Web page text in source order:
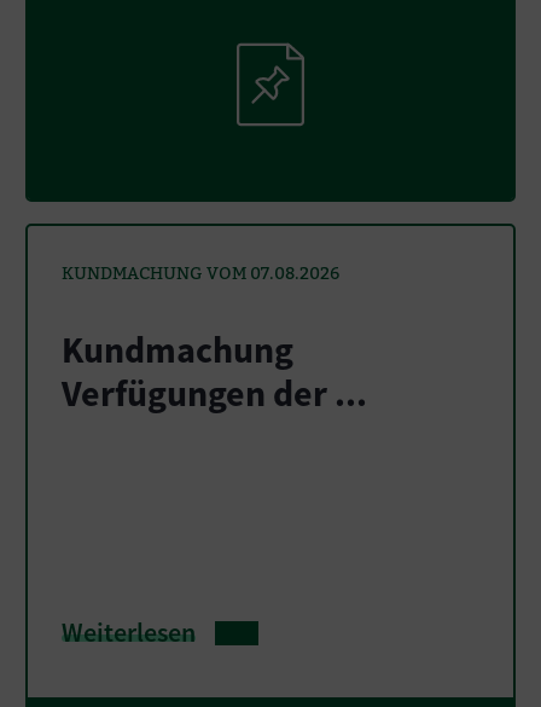
KUNDMACHUNG VOM 07.08.2026
Kundmachung
Verfügungen der ...
Weiterlesen